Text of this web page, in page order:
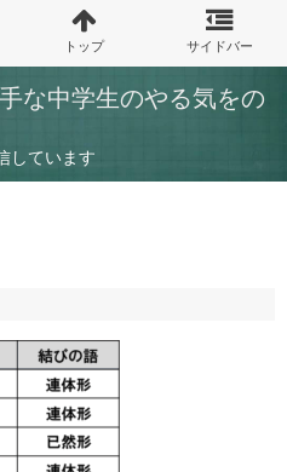
な中学生のやる気をの
しています